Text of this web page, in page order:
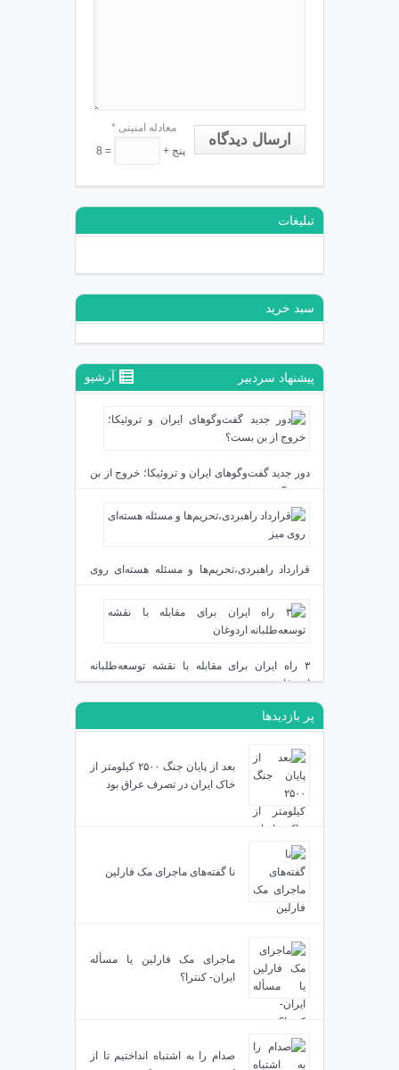
ارسال دیدگاه
معادله امنیتی *
پنج +
= 8
تبلیغات
سبد خرید
پیشنهاد سردبیر آرشیو
دور جدید گفت‌وگوهای ایران و تروئیکا؛ خروج از بن
بست؟
دی ۲۴, ۱۴۰۳
قرارداد راهبردی،تحریم‌ها و مسئله هسته‌ای روی
دی ۲۳, ۱۴۰۳
۳ راه ایران برای مقابله با نقشه توسعه‌طلبانه
اردوغان
دی ۱۹, ۱۴۰۳
پر بازدیدها
بعد از پایان جنگ ۲۵۰۰ کیلومتر از
خاک ایران در تصرف عراق بود
نا گفته‌های ماجرای مک فارلین
ماجرای مک فارلین یا مسأله
ایران- کنترا؟
صدام را به اشتباه انداختیم تا از